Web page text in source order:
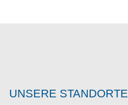
UNSERE STANDORTE